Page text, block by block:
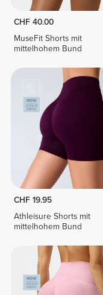
CHF 40.00
MuseFit Shorts mit
mittelhohem Bund
CHF 19.95
Athleisure Shorts mit
mittelhohem Bund